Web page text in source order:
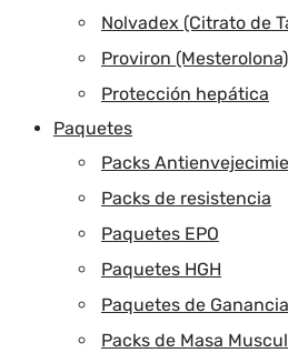
Nolvadex (Citrato de
Proviron (Mesterolona)
Protección hepática
Paquetes
Packs
Packs de resistencia
Paquetes EPO
Paquetes HGH
Paquetes de
Packs de Masa